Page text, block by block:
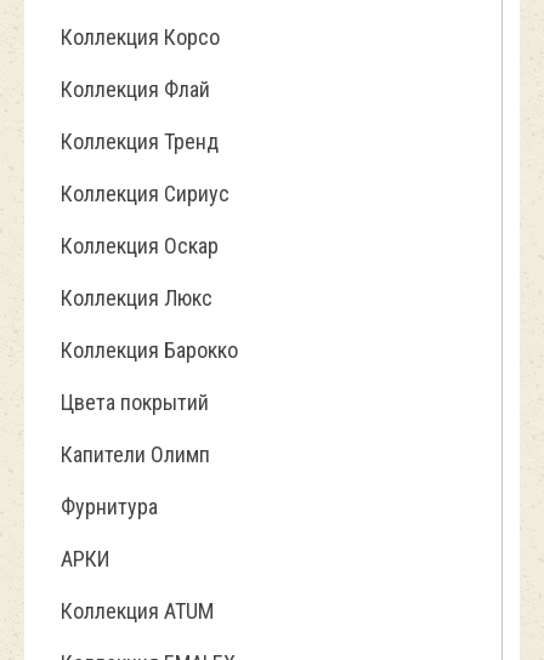
Коллекция Корсо
Коллекция Флай
Коллекция Тренд
Коллекция Сириус
Коллекция Оскар
Коллекция Люкс
Коллекция Барокко
Цвета покрытий
Капители Олимп
Фурнитура
АРКИ
Коллекция ATUM